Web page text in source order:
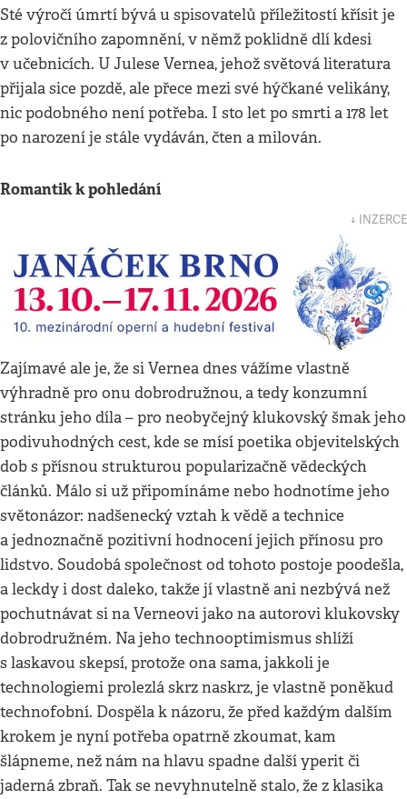
Sté výročí úmrtí bývá u spisovatelů příležitostí křísit je
z polovičního zapomnění, v němž poklidně dlí kdesi
v učebnicích. U Julese Vernea, jehož světová literatura
přijala sice pozdě, ale přece mezi své hýčkané velikány,
nic podobného není potřeba. I sto let po smrti a 178 let
po narození je stále vydáván, čten a milován.
Romantik k pohledání
↓ INZERCE
Zajímavé ale je, že si Vernea dnes vážíme vlastně
výhradně pro onu dobrodružnou, a tedy konzumní
stránku jeho díla – pro neobyčejný klukovský šmak jeho
podivuhodných cest, kde se mísí poetika objevitelských
dob s přísnou strukturou popularizačně vědeckých
článků. Málo si už připomínáme nebo hodnotíme jeho
světonázor: nadšenecký vztah k vědě a technice
a jednoznačně pozitivní hodnocení jejich přínosu pro
lidstvo. Soudobá společnost od tohoto postoje poodešla,
a leckdy i dost daleko, takže jí vlastně ani nezbývá než
pochutnávat si na Verneovi jako na autorovi klukovsky
dobrodružném. Na jeho technooptimismus shlíží
s laskavou skepsí, protože ona sama, jakkoli je
technologiemi prolezlá skrz naskrz, je vlastně poněkud
technofobní. Dospěla k názoru, že před každým dalším
krokem je nyní potřeba opatrně zkoumat, kam
šlápneme, než nám na hlavu spadne další yperit či
jaderná zbraň. Tak se nevyhnutelně stalo, že z klasika